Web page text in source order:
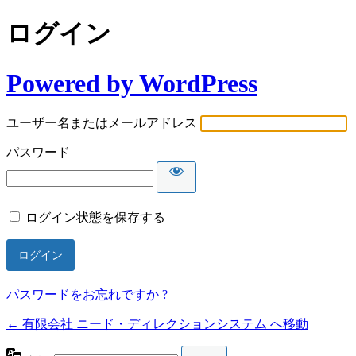
ログイン
Powered by WordPress
ユーザー名またはメールアドレス
パスワード
ログイン状態を保存する
パスワードをお忘れですか ?
← 有限会社 ニード・ディレクションシステム へ移動